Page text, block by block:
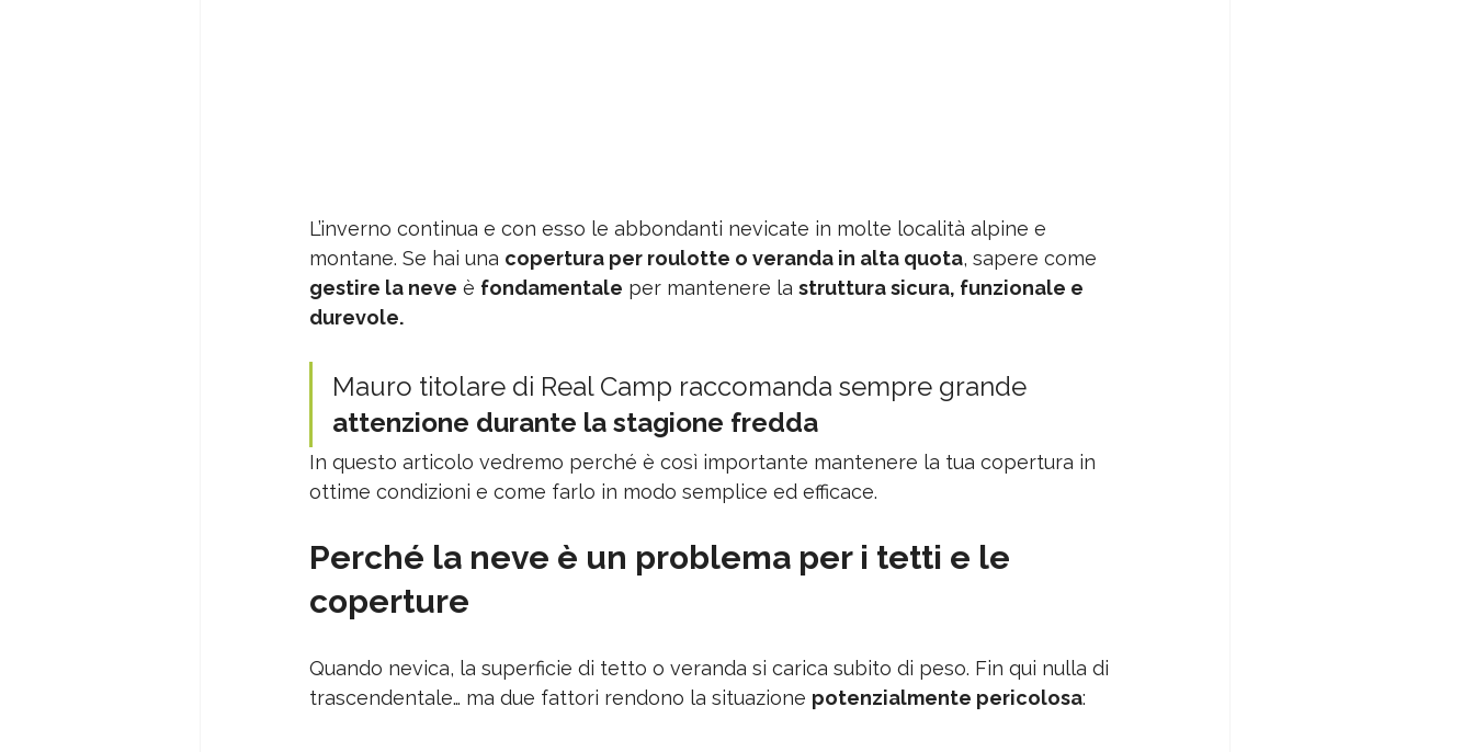
L’inverno continua e con esso le abbondanti nevicate in molte località alpine e
montane. Se hai una copertura per roulotte o veranda in alta quota, sapere come
gestire la neve è fondamentale per mantenere la struttura sicura, funzionale e
durevole.
Mauro titolare di Real Camp raccomanda sempre grande
attenzione durante la stagione fredda
In questo articolo vedremo perché è così importante mantenere la tua copertura in
ottime condizioni e come farlo in modo semplice ed efficace.
Perché la neve è un problema per i tetti e le
coperture
Quando nevica, la superficie di tetto o veranda si carica subito di peso. Fin qui nulla di
trascendentale… ma due fattori rendono la situazione potenzialmente pericolosa: